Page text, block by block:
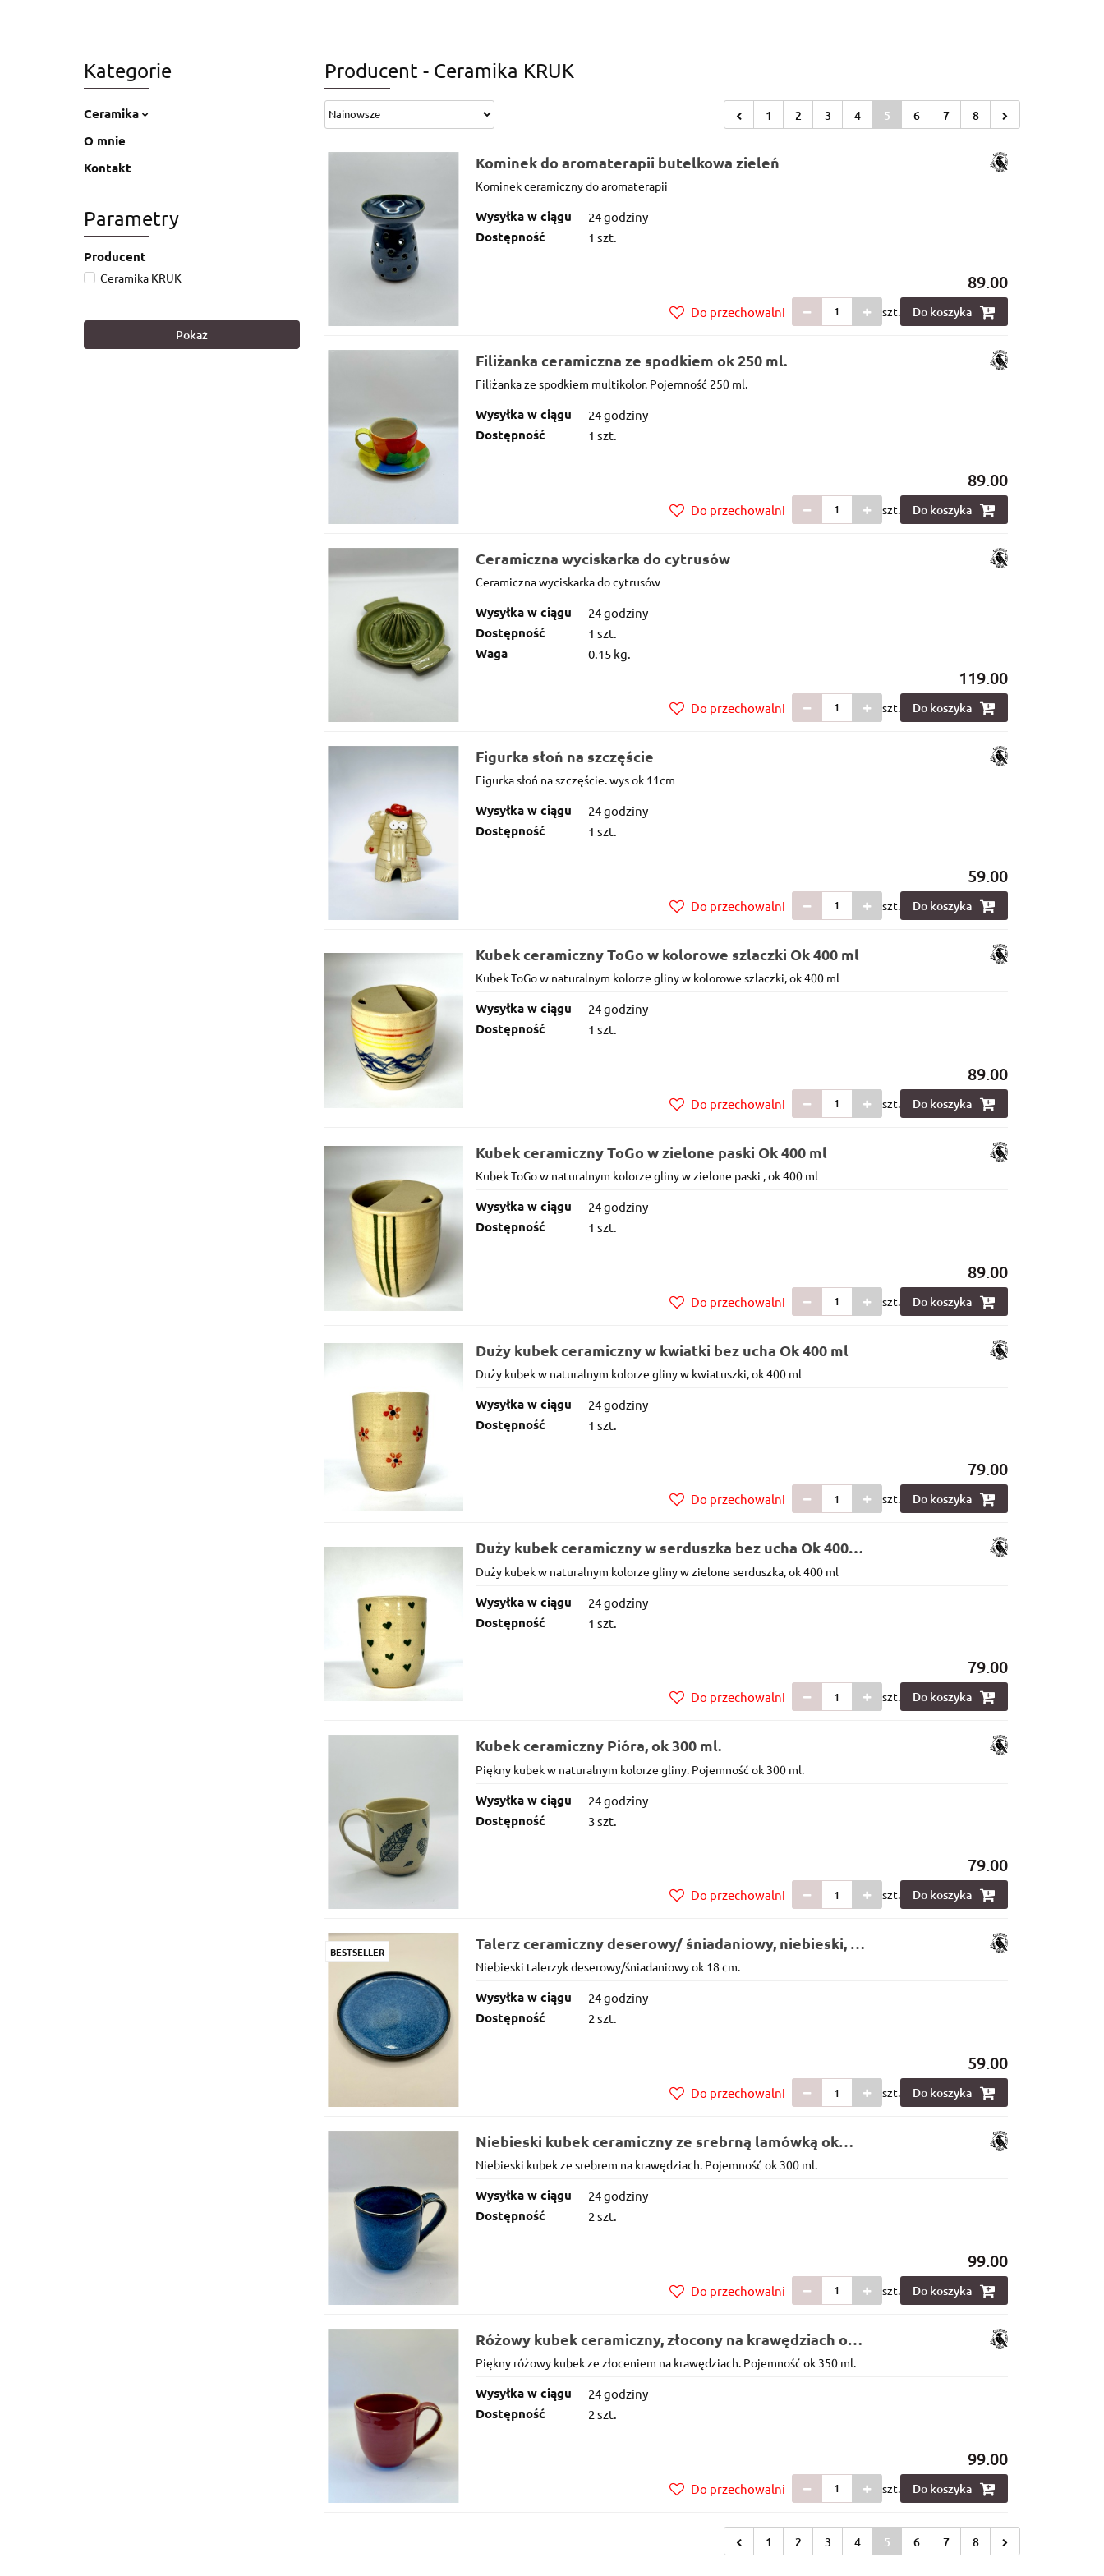
Kategorie
Ceramika
O mnie
Kontakt
Parametry
Producent
Ceramika KRUK
Pokaż
Producent - Ceramika KRUK
1 2 3 4 5 6 7 8
Kominek do aromaterapii butelkowa zieleń
Kominek ceramiczny do aromaterapii
Wysyłka w ciągu 24 godziny
Dostępność 1 szt.
89.00
szt. Do koszyka
Do przechowalni
Filiżanka ceramiczna ze spodkiem ok 250 ml.
Filiżanka ze spodkiem multikolor. Pojemność 250 ml.
Wysyłka w ciągu 24 godziny
Dostępność 1 szt.
89.00
szt. Do koszyka
Do przechowalni
Ceramiczna wyciskarka do cytrusów
Ceramiczna wyciskarka do cytrusów
Wysyłka w ciągu 24 godziny
Dostępność 1 szt.
Waga 0.15 kg.
119.00
szt. Do koszyka
Do przechowalni
Figurka słoń na szczęście
Figurka słoń na szczęście. wys ok 11cm
Wysyłka w ciągu 24 godziny
Dostępność 1 szt.
59.00
szt. Do koszyka
Do przechowalni
Kubek ceramiczny ToGo w kolorowe szlaczki Ok 400 ml
Kubek ToGo w naturalnym kolorze gliny w kolorowe szlaczki, ok 400 ml
Wysyłka w ciągu 24 godziny
Dostępność 1 szt.
89.00
szt. Do koszyka
Do przechowalni
Kubek ceramiczny ToGo w zielone paski Ok 400 ml
Kubek ToGo w naturalnym kolorze gliny w zielone paski , ok 400 ml
Wysyłka w ciągu 24 godziny
Dostępność 1 szt.
89.00
szt. Do koszyka
Do przechowalni
Duży kubek ceramiczny w kwiatki bez ucha Ok 400 ml
Duży kubek w naturalnym kolorze gliny w kwiatuszki, ok 400 ml
Wysyłka w ciągu 24 godziny
Dostępność 1 szt.
79.00
szt. Do koszyka
Do przechowalni
Duży kubek ceramiczny w serduszka bez ucha Ok 400
ml
Duży kubek w naturalnym kolorze gliny w zielone serduszka, ok 400 ml
Wysyłka w ciągu 24 godziny
Dostępność 1 szt.
79.00
szt. Do koszyka
Do przechowalni
Kubek ceramiczny Pióra, ok 300 ml.
Piękny kubek w naturalnym kolorze gliny. Pojemność ok 300 ml.
Wysyłka w ciągu 24 godziny
Dostępność 3 szt.
79.00
szt. Do koszyka
Do przechowalni
BESTSELLER
Talerz ceramiczny deserowy/ śniadaniowy, niebieski, ok
18cm ręcznie robiony.
Niebieski talerzyk deserowy/śniadaniowy ok 18 cm.
Wysyłka w ciągu 24 godziny
Dostępność 2 szt.
59.00
szt. Do koszyka
Do przechowalni
Niebieski kubek ceramiczny ze srebrną lamówką ok
300ml
Niebieski kubek ze srebrem na krawędziach. Pojemność ok 300 ml.
Wysyłka w ciągu 24 godziny
Dostępność 2 szt.
99.00
szt. Do koszyka
Do przechowalni
Różowy kubek ceramiczny, złocony na krawędziach ok
350 ml.
Piękny różowy kubek ze złoceniem na krawędziach. Pojemność ok 350 ml.
Wysyłka w ciągu 24 godziny
Dostępność 2 szt.
99.00
szt. Do koszyka
Do przechowalni
1 2 3 4 5 6 7 8